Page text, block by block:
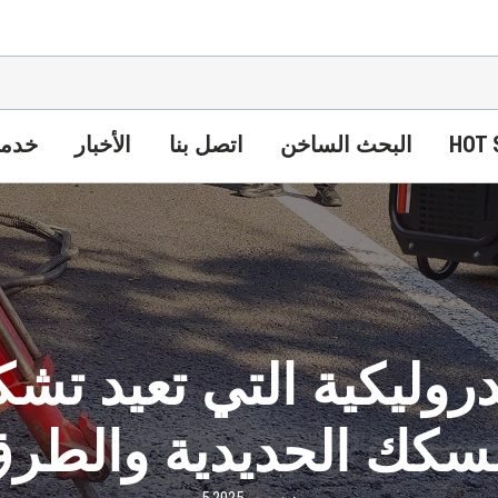
الأخبار اتصل بنا البحث الساخن HOT
التي تعيد
الحديدية